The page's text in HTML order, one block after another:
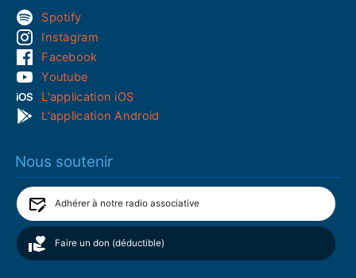
Spotify
Instagram
Facebook
Youtube
L'application iOS
L'application Android
Nous soutenir
Adhérer à notre radio associative
Faire un don (déductible)